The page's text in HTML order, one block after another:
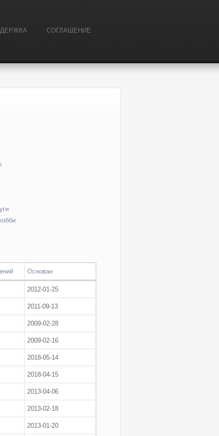
СОГЛАШЕНИЕ
Основан
2012-01-25
2011-09-13
2009-02-28
2009-02-16
2018-05-14
2018-04-15
2013-04-06
2013-02-18
2013-01-20